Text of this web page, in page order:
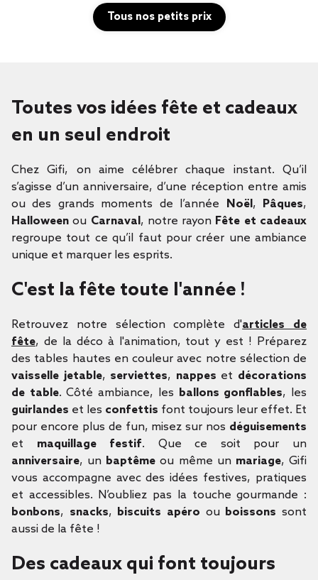
Tous nos petits prix
Toutes vos idées fête et cadeaux
en un seul endroit
Chez Gifi, on aime célébrer chaque instant. Qu’il
s’agisse d’un anniversaire, d’une réception entre amis
ou des grands moments de l’année Noël, Pâques,
Halloweenou Carnaval, notre rayon Fête et cadeaux
regroupe tout ce qu’il faut pour créer une ambiance
unique et marquer les esprits.
C'est la fête toute l'année !
Retrouvez notre sélection complète d'articles de
fête, de la déco à l'animation, tout y est ! Préparez
des tables hautes en couleur avec notre sélection de
vaisselle jetable, serviettes, nappes et décorations
de table. Côté ambiance, les ballons gonflables, les
guirlandes et les confettis font toujours leur effet. Et
pour encore plus de fun, misez sur nos déguisements
et maquillage festif. Que ce soit pour un
anniversaire, un baptêmeou même un mariage, Gifi
vous accompagne avec des idées festives, pratiques
et accessibles. N’oubliez pas la touche gourmande :
bonbons, snacks, biscuits apéro ou boissonssont
aussi de la fête !
Des cadeaux qui font toujours